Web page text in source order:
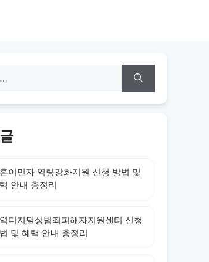
이민자 역량강화지원 신청 방법 및
안내 총정리
디지털성범죄피해자지원센터 신청
및 혜택 안내 총정리